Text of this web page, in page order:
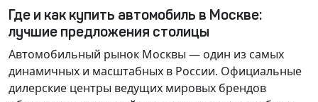
Где и как купить автомобиль в Москве:
лучшие предложения столицы
Автомобильный рынок Москвы — один из самых
динамичных и масштабных в России. Официальные
дилерские центры ведущих мировых брендов